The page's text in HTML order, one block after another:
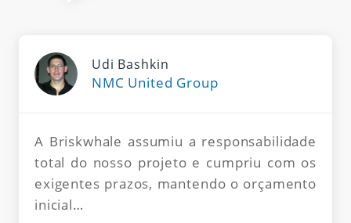
Udi Bashkin
NMC United Group
A Briskwhale assumiu a responsabilidade
total do nosso projeto e cumpriu com os
exigentes prazos, mantendo o orçamento
inicial…